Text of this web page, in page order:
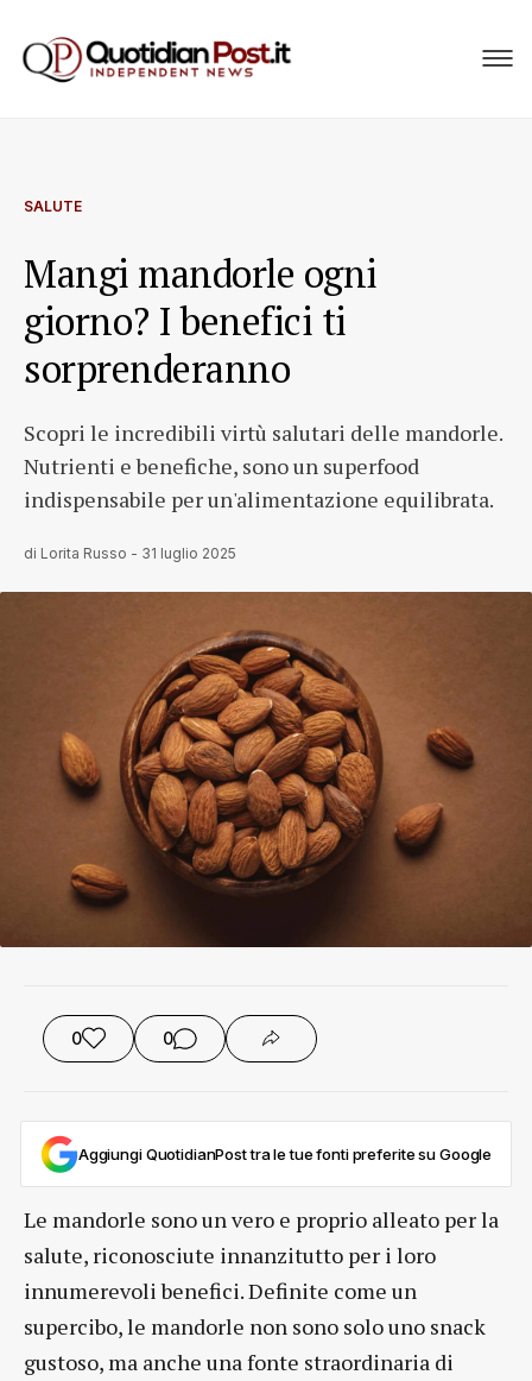
SALUTE
Mangi mandorle ogni
giorno? I benefici ti
sorprenderanno
Scopri le incredibili virtù salutari delle mandorle.
Nutrienti e benefiche, sono un superfood
indispensabile per un'alimentazione equilibrata.
di Lorita Russo - 31 luglio 2025
0 0
Aggiungi QuotidianPost tra le tue fonti preferite su Google
Le mandorle sono un vero e proprio alleato per la
salute, riconosciute innanzitutto per i loro
innumerevoli benefici. Definite come un
supercibo, le mandorle non sono solo uno snack
gustoso, ma anche una fonte straordinaria di